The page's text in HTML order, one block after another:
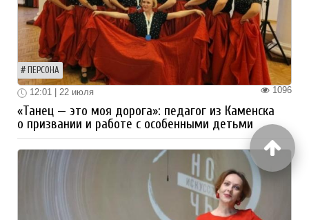
ПЕРСОНА
1096
12:01 | 22 июля
«Танец — это моя дорога»: педагог из Каменска
о призвании и работе с особенными детьми